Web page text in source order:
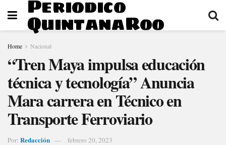
Periodico
QuintanaRoo
Home Nacional
“Tren Maya impulsa educación
técnica y tecnología” Anuncia
Mara carrera en Técnico en
Transporte Ferroviario
Por: Redacción febrero 20, 2023